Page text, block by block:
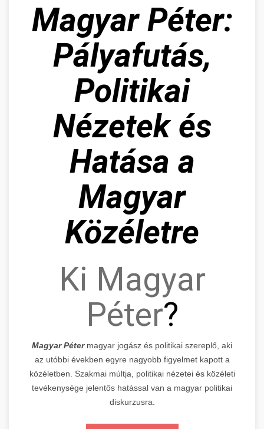
Magyar Péter:
Pályafutás,
Politikai
Nézetek és
Hatása a
Magyar
Közéletre
Ki Magyar
Péter?
Magyar Pétermagyar jogász és politikai szereplő, aki
az utóbbi években egyre nagyobb figyelmet kapott a
közéletben. Szakmai múltja, politikai nézetei és közéleti
tevékenysége jelentős hatással van a magyar politikai
diskurzusra.